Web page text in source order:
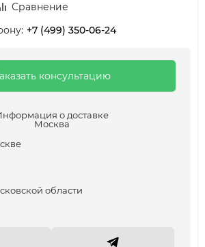
Сравнение
+7 (499) 350-06-24
консультацию
о доставке
Москва
области